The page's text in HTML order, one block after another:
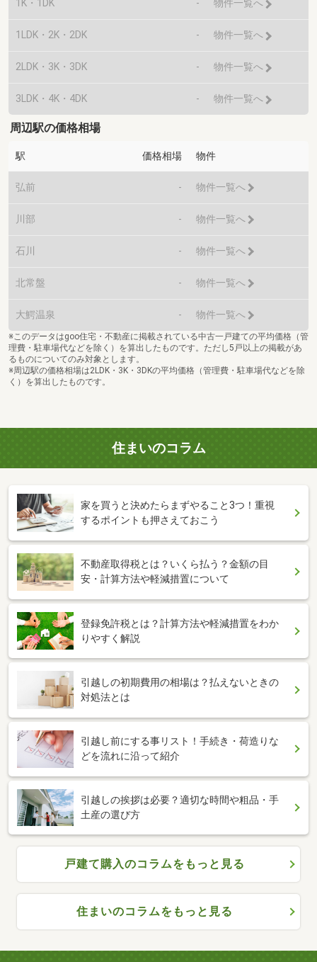
1K・1DK - 物件一覧へ
1LDK・2K・2DK - 物件一覧へ
2LDK・3K・3DK - 物件一覧へ
3LDK・4K・4DK - 物件一覧へ
周辺駅の価格相場
駅 価格相場 物件
弘前 - 物件一覧へ
川部 - 物件一覧へ
石川 - 物件一覧へ
北常盤 - 物件一覧へ
大鰐温泉 - 物件一覧へ
※このデータはgoo住宅・不動産に掲載されている中古一戸建ての平均価格（管
理費・駐車場代などを除く）を算出したものです。ただし5戸以上の掲載があ
るものについてのみ対象とします。
※周辺駅の価格相場は2LDK・3K・3DKの平均価格（管理費・駐車場代などを除
く）を算出したものです。
住まいのコラム
家を買うと決めたらまずやること3つ！重視
するポイントも押さえておこう
不動産取得税とは？いくら払う？金額の目
安・計算方法や軽減措置について
登録免許税とは？計算方法や軽減措置をわか
りやすく解説
引越しの初期費用の相場は？払えないときの
対処法とは
引越し前にする事リスト！手続き・荷造りな
どを流れに沿って紹介
引越しの挨拶は必要？適切な時間や粗品・手
土産の選び方
戸建て購入のコラムをもっと見る
住まいのコラムをもっと見る